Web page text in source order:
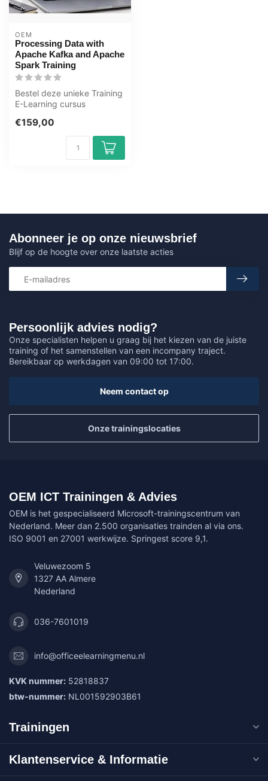
OEM
Processing Data with
Apache Kafka and Apache
Spark Training
Bestel deze unieke Training
E-Learning cursus
Apache Kafka ...
€159,00
Persoonlijk advies nodig?
Onze specialisten helpen u graag bij het kiezen van de juiste
training of het samenstellen van een incompany traject.
Bereikbaar op werkdagen van 09:00 tot 17:00.
Neem contact op
Onze trainingslocaties
Abonneer je op onze nieuwsbrief
Blijf op de hoogte over onze laatste acties
OEM ICT Trainingen & Advies
OEM is het gespecialiseerd Microsoft-trainingscentrum van
Nederland. Meer dan 2.500 organisaties trainden al via ons.
ISO 9001 en 27001 werkwijze. Springest score 9,1.
Veluwezoom 5
1327 AA Almere
Nederland
036-7601019
info@officeelearningmenu.nl
KVK nummer: 52818837
btw-nummer: NL001592903B61
Trainingen
Klantenservice & Informatie